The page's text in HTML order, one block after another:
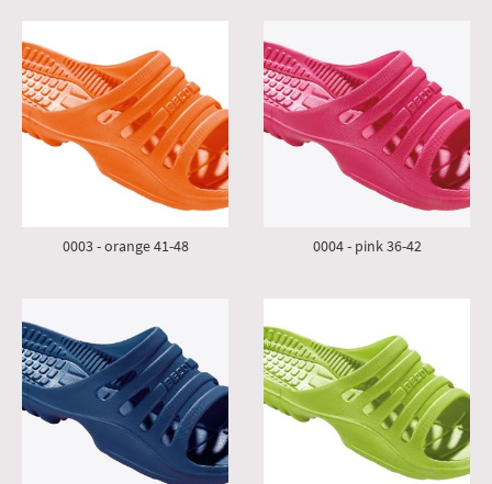
0003 - orange 41-48 0004 - pink 36-42